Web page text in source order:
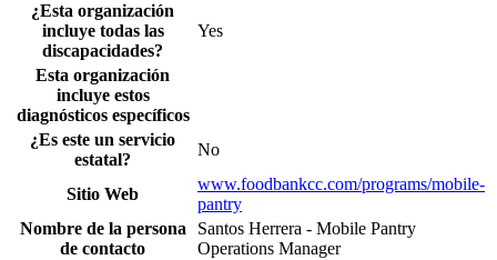
¿Esta organización
incluye todas las
discapacidades?
Yes
Esta organización
incluye estos
diagnósticos específicos
¿Es este un servicio
estatal?
No
Sitio Web
www.foodbankcc.com/programs/mobile-
pantry
Nombre de la persona
de contacto
Santos Herrera - Mobile Pantry
Operations Manager